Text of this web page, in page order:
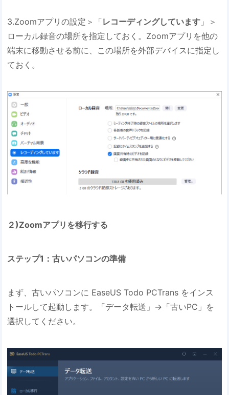
3.Zoomアプリの設定＞「レコーディングしています 」＞
ローカル録音の場所を指定しておく。Zoomアプリを他の
端末に移動させる前に、この場所を外部デバイスに指定し
ておく。
２)Zoomアプリを移行する
ステップ1：古いパソコンの準備
まず、古いパソコンに EaseUS Todo PCTrans をインス
トールして起動します。「データ転送」→「古いPC」を
選択してください。